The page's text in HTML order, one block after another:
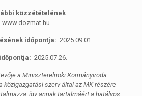
közzétételének
www.dozmat.hu
időpontja: 2025.09.01.
2025.07.26.
a Miniszterelnöki Kormányiroda
közigazgatási szerv által az MK részére
így annak tartalmáért a hatályos